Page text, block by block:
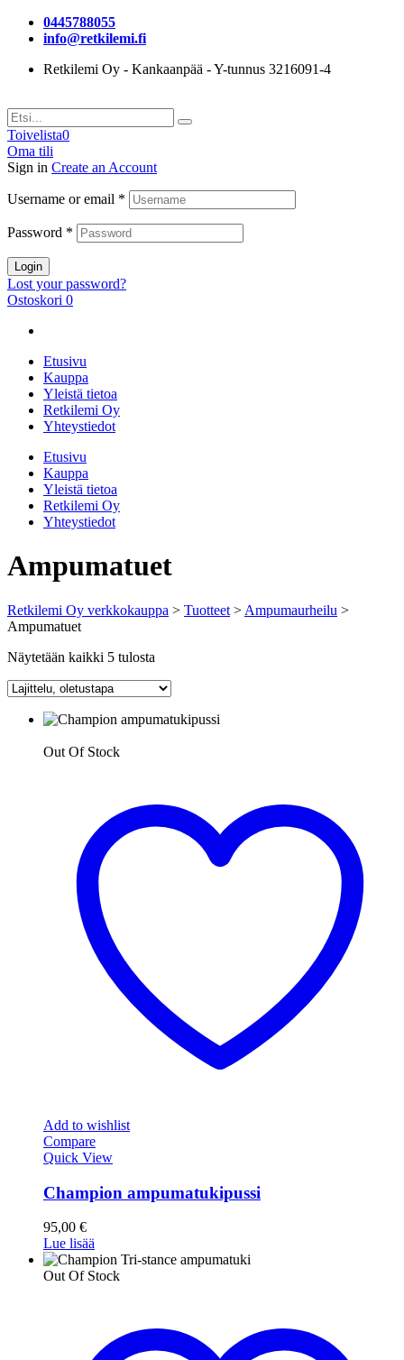
0445788055
info@retkilemi.fi
Retkilemi Oy - Kankaanpää - Y-tunnus 3216091-4
Toivelista0
Oma tili
Sign in Create an Account
Username or email *
Password *
Login
Lost your password?
Ostoskori 0
Etusivu
Kauppa
Yleistä tietoa
Retkilemi Oy
Yhteystiedot
Etusivu
Kauppa
Yleistä tietoa
Retkilemi Oy
Yhteystiedot
Ampumatuet
Retkilemi Oy verkkokauppa > Tuotteet > Ampumaurheilu >
Ampumatuet
Näytetään kaikki 5 tulosta
Out Of Stock
Add to wishlist
Compare
Quick View
Champion ampumatukipussi
95,00 €
Lue lisää
Out Of Stock